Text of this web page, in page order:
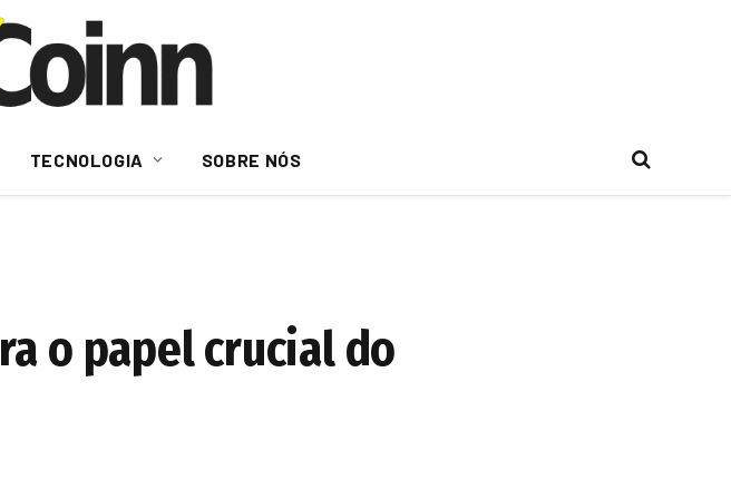
TECNOLOGIA SOBRE NÓS
o papel crucial do